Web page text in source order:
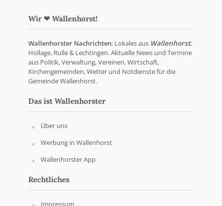
Wir ❤ Wallenhorst!
Wallenhorster Nachrichten: Lokales aus Wallenhorst,
Hollage, Rulle & Lechtingen. Aktuelle News und Termine
aus Politik, Verwaltung, Vereinen, Wirtschaft,
Kirchengemeinden, Wetter und Notdienste für die
Gemeinde Wallenhorst.
Das ist Wallenhorster
Über uns
Werbung in Wallenhorst
Wallenhorster App
Rechtliches
Impressum